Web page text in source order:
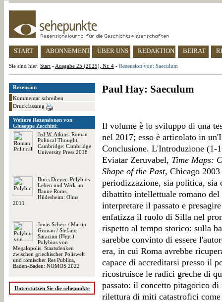
START ABONNEMENT ÜBER UNS REDAKTION BEIRAT
Sie sind hier: Start - Ausgabe 25 (2025), Nr. 4 - Rezension von: Saeculum
Rezension
Kommentar schreiben
Druckfassung
Weitere Rezensionen von
Giuseppe Zecchini:
Jed W. Atkins: Roman
Political Thought,
Cambridge: Cambridge
University Press 2018
Boris Dreyer: Polybios.
Leben und Werk im
Banne Roms,
Hildesheim: Olms
2011
Jonas Scherr / Martin
Gronau / Stefano
Saracino (Hgg.):
Polybios von
Megalopolis. Staatsdenken
zwischen griechischer Poliswelt
und römischer Res Publica,
Baden-Baden: NOMOS 2022
Unterstützen Sie die sehepunkte
Paul Hay: Saeculum
Il volume è lo sviluppo di una
nel 2017; esso è articolato in
Conclusione. L'Introduzione (1-
Eviatar Zeruvabel, Time Maps:
Shape of the Past, Chicago
periodizzazione, sia politica, sia
dibattito intellettuale romano
interpretare il passato e
enfatizza il ruolo di Silla nel
rispetto al tempo storico: sulla
sarebbe convinto di essere
era, in cui Roma avrebbe
capace di accreditarsi presso il
ricostruisce le radici greche di
passato: il concetto pitagorico
rilettura di miti catastrofici